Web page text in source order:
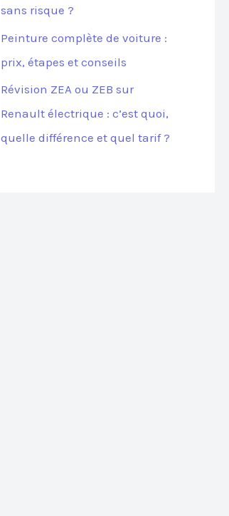
sans risque ?
Peinture complète de voiture :
prix, étapes et conseils
Révision ZEA ou ZEB sur
Renault électrique : c’est quoi,
quelle différence et quel tarif ?